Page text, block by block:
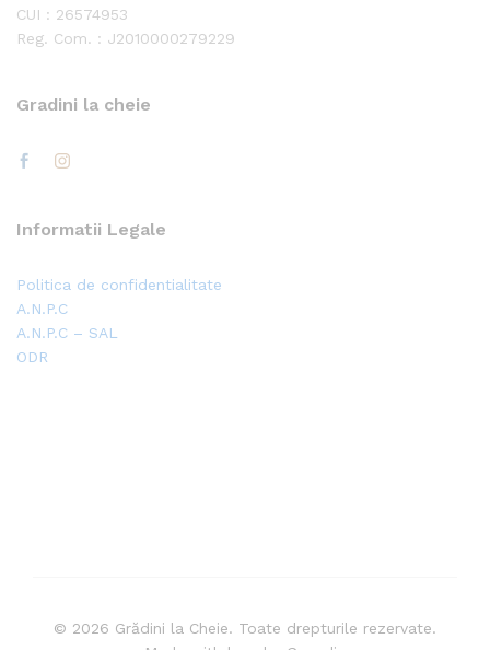
CUI : 26574953
Reg. Com. : J2010000279229
Gradini la cheie
Informatii Legale
Politica de confidentialitate
A.N.P.C
A.N.P.C – SAL
ODR
© 2026 Grădini la Cheie. Toate drepturile rezervate.